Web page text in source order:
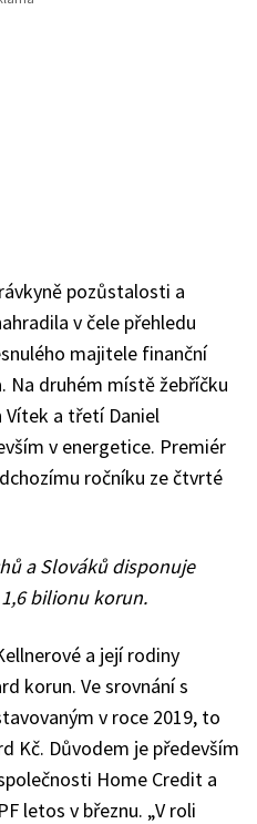
pozůstalosti a
v čele přehledu
majitele finanční
Na druhém místě žebříčku
a třetí Daniel
v energetice. Premiér
ročníku ze čtvrté
a Slováků disponuje
bilionu korun.
a její rodiny
korun. Ve srovnání s
v roce 2019, to
Kč. Důvodem je především
Home Credit a
letos v březnu. „V roli